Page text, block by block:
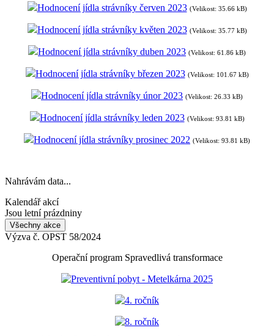
Hodnocení jídla strávníky červen 2023 (Velikost: 35.66 kB)
Hodnocení jídla strávníky květen 2023 (Velikost: 35.77 kB)
Hodnocení jídla strávníky duben 2023 (Velikost: 61.86 kB)
Hodnocení jídla strávníky březen 2023 (Velikost: 101.67 kB)
Hodnocení jídla strávníky únor 2023 (Velikost: 26.33 kB)
Hodnocení jídla strávníky leden 2023 (Velikost: 93.81 kB)
Hodnocení jídla strávníky prosinec 2022 (Velikost: 93.81 kB)
Nahrávám data...
Kalendář akcí
Jsou letní prázdniny
Všechny akce
Výzva č. OPST 58/2024
Operační program Spravedlivá transformace
Preventivní pobyt - Metelkárna 2025
4. ročník
8. ročník